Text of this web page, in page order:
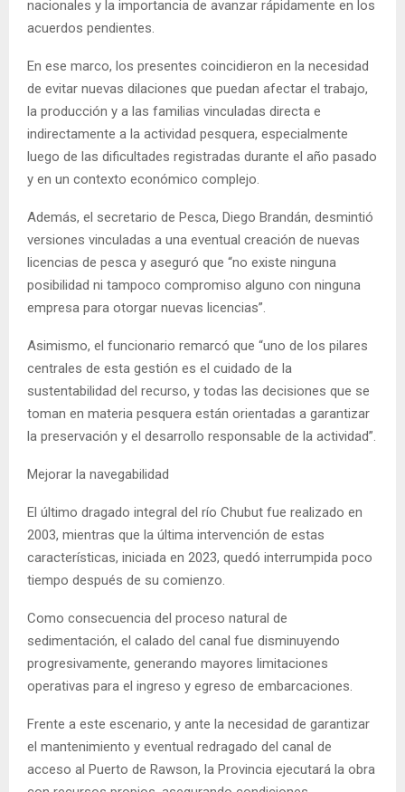
nacionales y la importancia de avanzar rápidamente en los
acuerdos pendientes.
En ese marco, los presentes coincidieron en la necesidad
de evitar nuevas dilaciones que puedan afectar el trabajo,
la producción y a las familias vinculadas directa e
indirectamente a la actividad pesquera, especialmente
luego de las dificultades registradas durante el año pasado
y en un contexto económico complejo.
Además, el secretario de Pesca, Diego Brandán, desmintió
versiones vinculadas a una eventual creación de nuevas
licencias de pesca y aseguró que “no existe ninguna
posibilidad ni tampoco compromiso alguno con ninguna
empresa para otorgar nuevas licencias”.
Asimismo, el funcionario remarcó que “uno de los pilares
centrales de esta gestión es el cuidado de la
sustentabilidad del recurso, y todas las decisiones que se
toman en materia pesquera están orientadas a garantizar
la preservación y el desarrollo responsable de la actividad”.
Mejorar la navegabilidad
El último dragado integral del río Chubut fue realizado en
2003, mientras que la última intervención de estas
características, iniciada en 2023, quedó interrumpida poco
tiempo después de su comienzo.
Como consecuencia del proceso natural de
sedimentación, el calado del canal fue disminuyendo
progresivamente, generando mayores limitaciones
operativas para el ingreso y egreso de embarcaciones.
Frente a este escenario, y ante la necesidad de garantizar
el mantenimiento y eventual redragado del canal de
acceso al Puerto de Rawson, la Provincia ejecutará la obra